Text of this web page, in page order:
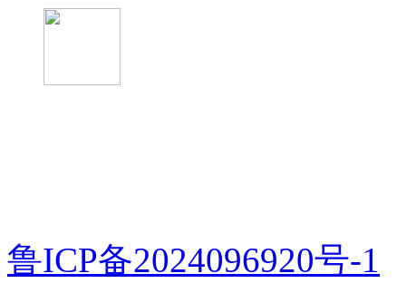
鲁ICP备2024096920号-1